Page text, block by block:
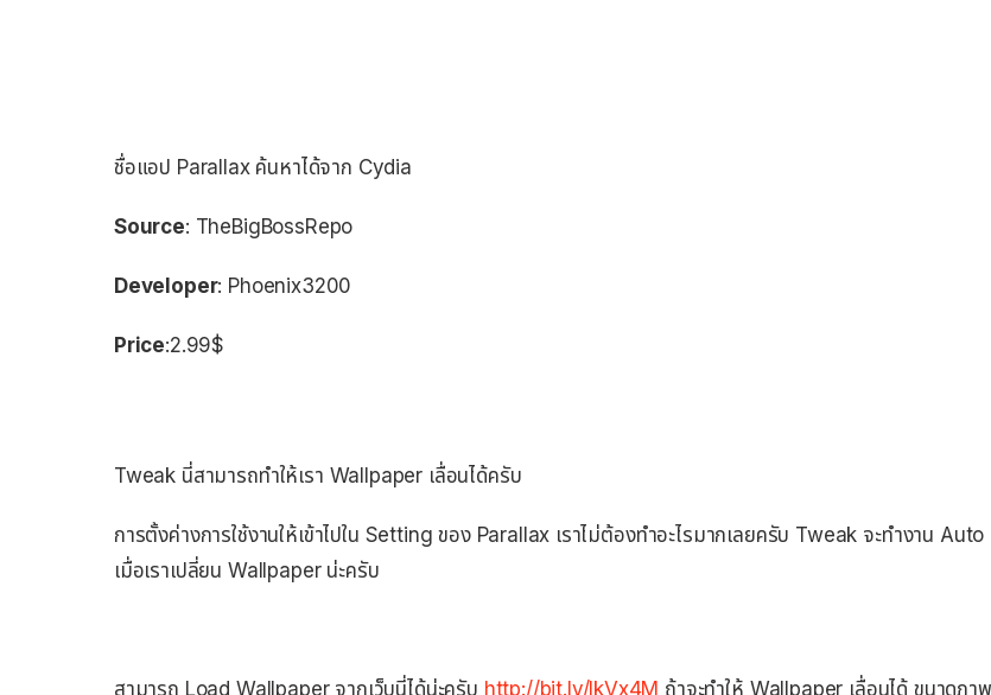
ชื่อแอป Parallax ค้นหาได้จาก Cydia
Source: TheBigBossRepo
Developer: Phoenix3200
Price:2.99$
Tweak นี่สามารถทำให้เรา Wallpaper เลื่อนได้ครับ
การตั้งค่างการใช้งานให้เข้าไปใน Setting ของ Parallax เราไม่ต้องทำอะไรมากเลยครับ Tweak จะทำงาน Auto
เมื่อเราเปลี่ยน Wallpaper น่ะครับ
สามารถ Load Wallpaper จากเว็บนี่ได้น่ะครับ http://bit.ly/IkVx4M ถ้าจะทำให้ Wallpaper เลื่อนได้ ขนาดภาพ